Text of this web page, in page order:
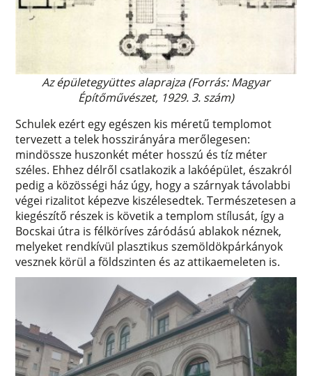
Az épületegyüttes alaprajza (Forrás: Magyar
Építőművészet, 1929. 3. szám)
Schulek ezért egy egészen kis méretű templomot
tervezett a telek hosszirányára merőlegesen:
mindössze huszonkét méter hosszú és tíz méter
széles. Ehhez délről csatlakozik a lakóépület, északról
pedig a közösségi ház úgy, hogy a szárnyak távolabbi
végei rizalitot képezve kiszélesedtek. Természetesen a
kiegészítő részek is követik a templom stílusát, így a
Bocskai útra is félköríves záródású ablakok néznek,
melyeket rendkívül plasztikus szemöldökpárkányok
vesznek körül a földszinten és az attikaemeleten is.